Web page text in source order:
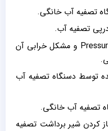
تصفیه آب خانگی.
تصفیه آب.
عملکرد گیج فشار Pressure Gauge و مشکل خرابی آن
توسط دسنگاه تصفیه آب
تصفیه آب خانگی.
کردن شیر برداشت تصفیه